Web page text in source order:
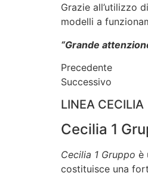
Grazie all’utilizzo
modelli a
“Grande
Precedente
Successivo
LINEA CECILIA
Cecilia 1
Cecilia 1 Gruppo è
costituisce una